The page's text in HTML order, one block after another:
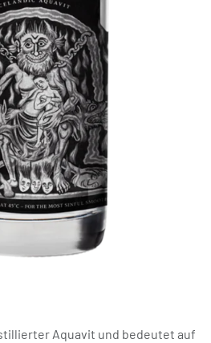
Aquavit und bedeutet auf